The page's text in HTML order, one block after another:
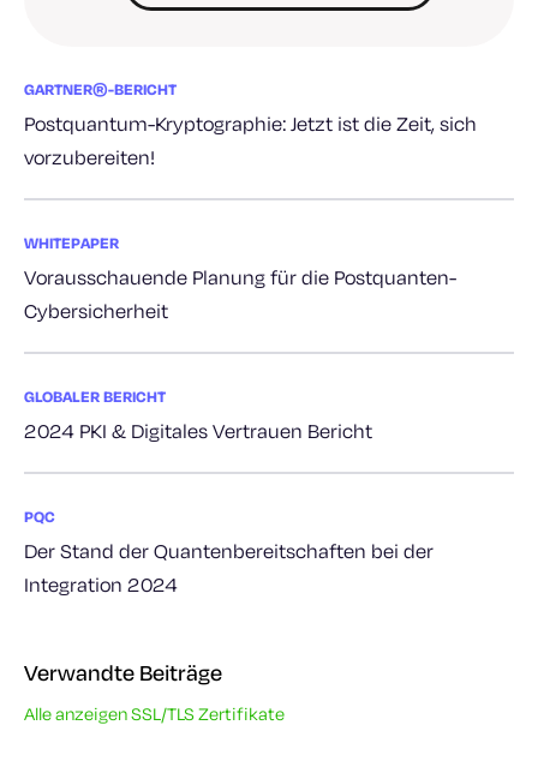
GARTNER®-BERICHT
Postquantum-Kryptographie: Jetzt ist die Zeit, sich
vorzubereiten!
WHITEPAPER
Vorausschauende Planung für die Postquanten-
Cybersicherheit
GLOBALER BERICHT
2024 PKI & Digitales Vertrauen Bericht
PQC
Der Stand der Quantenbereitschaften bei der
Integration 2024
Verwandte Beiträge
Alle anzeigen SSL/TLS Zertifikate